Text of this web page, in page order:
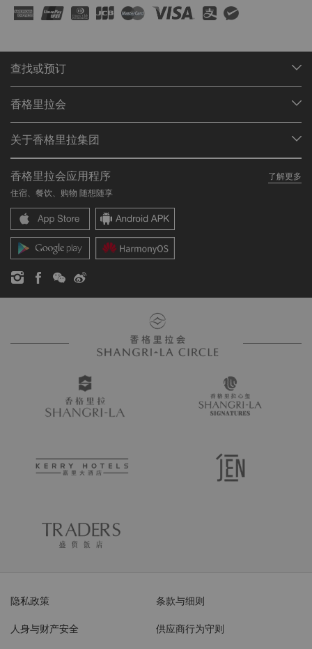
查找或预订
查找预订
餐厅与酒吧
香格里拉会
加入香格里拉会
常见问题
联络我们
关于香格里拉集团
我们的酒店品牌
香格里拉中心
香格里拉公寓
联系方式
职业发展
企业社会责任
新闻稿
香格里拉会应用程序
了解更多
住宿、餐饮、购物 随想随享
隐私政策 条款与细则
人身与财产安全 供应商行为守则